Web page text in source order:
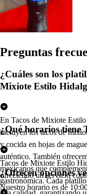
Preguntas
¿Cuáles son los
Mixiote Estilo
En Tacos de Mixiote
incluyen los tacos de
y cocida en hojas de
auténtico. También
mexicanos que
gastronómica. Cada
¿Qué horarios tiene
Tacos de Mixiote Estilo
ofreciendo un servicio
Nuestro horario es de
¿Ofrecen opciones